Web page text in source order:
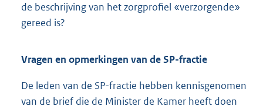
de beschrijving van het zorgprofiel «verzorgende»
gereed is?
Vragen en opmerkingen van de SP-fractie
De leden van de SP-fractie hebben kennisgenomen
van de brief die de Minister de Kamer heeft doen